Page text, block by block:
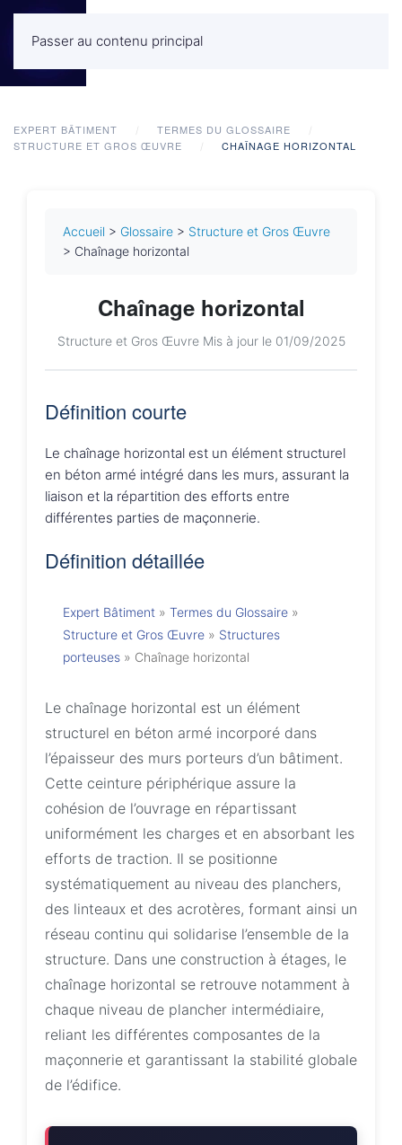
Passer au contenu principalMENU
EXPERT BÂTIMENT
TERMES DU GLOSSAIRE
STRUCTURE ET GROS ŒUVRE
CHAÎNAGE HORIZONTAL
Accueil > Glossaire > Structure et Gros Œuvre
> Chaînage horizontal
Chaînage horizontal
Structure et Gros Œuvre Mis à jour le 01/09/2025
Définition courte
Le chaînage horizontal est un élément structurel
en béton armé intégré dans les murs, assurant la
liaison et la répartition des efforts entre
différentes parties de maçonnerie.
Définition détaillée
Expert Bâtiment » Termes du Glossaire »
Structure et Gros Œuvre » Structures
porteuses » Chaînage horizontal
Le chaînage horizontal est un élément
structurel en béton armé incorporé dans
l’épaisseur des murs porteurs d’un bâtiment.
Cette ceinture périphérique assure la
cohésion de l’ouvrage en répartissant
uniformément les charges et en absorbant les
efforts de traction. Il se positionne
systématiquement au niveau des planchers,
des linteaux et des acrotères, formant ainsi un
réseau continu qui solidarise l’ensemble de la
structure. Dans une construction à étages, le
chaînage horizontal se retrouve notamment à
chaque niveau de plancher intermédiaire,
reliant les différentes composantes de la
maçonnerie et garantissant la stabilité globale
de l’édifice.